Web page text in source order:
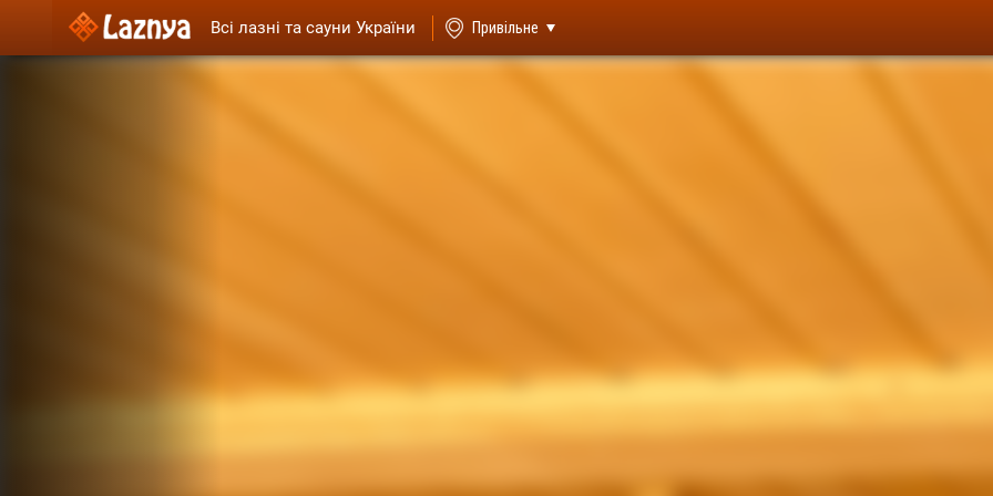
Всі лазні та сауни України Привільне